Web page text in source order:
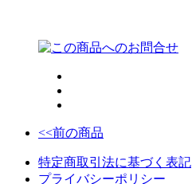
<<前の商品
特定商取引法に基づく表記
プライバシーポリシー